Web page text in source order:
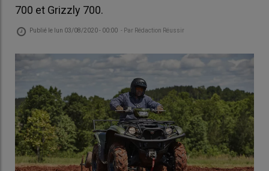
700 et Grizzly 700.
Publié le lun 03/08/2020 - 00:00 - Par Rédaction Réussir